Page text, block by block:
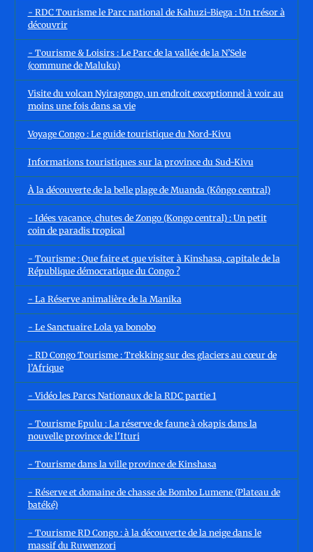
- RDC Tourisme le Parc national de Kahuzi-Biega : Un trésor à
découvrir
- Tourisme & Loisirs : Le Parc de la vallée de la N’Sele
(commune de Maluku)
Visite du volcan Nyiragongo, un endroit exceptionnel à voir au
moins une fois dans sa vie
Voyage Congo : Le guide touristique du Nord-Kivu
Informations touristiques sur la province du Sud-Kivu
À la découverte de la belle plage de Muanda (Kôngo central)
- Idées vacance, chutes de Zongo (Kongo central) : Un petit
coin de paradis tropical
- Tourisme : Que faire et que visiter à Kinshasa, capitale de la
République démocratique du Congo ?
- La Réserve animalière de la Manika
- Le Sanctuaire Lola ya bonobo
- RD Congo Tourisme : Trekking sur des glaciers au cœur de
l’Afrique
- Vidéo les Parcs Nationaux de la RDC partie 1
- Tourisme Epulu : La réserve de faune à okapis dans la
nouvelle province de l'Ituri
- Tourisme dans la ville province de Kinshasa
- Réserve et domaine de chasse de Bombo Lumene (Plateau de
batéké)
- Tourisme RD Congo : à la découverte de la neige dans le
massif du Ruwenzori